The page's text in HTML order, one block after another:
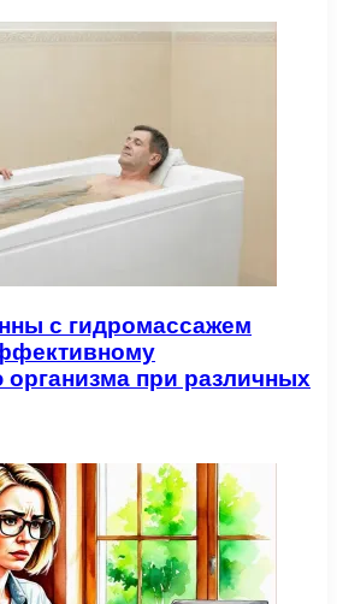
с гидромассажем
при различных